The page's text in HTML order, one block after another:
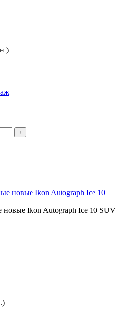
+
Ikon Autograph Ice 10 SUV